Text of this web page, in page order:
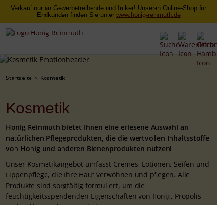
Verkauf nur an Gewerbetreibende und Imker! Unseren Online-Shop für
Endkunden finden Sie unter www.honig-reinmuth.de
Startseite Kosmetik
Kosmetik
Honig Reinmuth bietet Ihnen eine erlesene Auswahl an
natürlichen Pflegeprodukten, die die wertvollen Inhaltsstoffe
von Honig und anderen Bienenprodukten nutzen!
Unser Kosmetikangebot umfasst Cremes, Lotionen, Seifen und
Lippenpflege, die Ihre Haut verwöhnen und pflegen. Alle
Produkte sind sorgfältig formuliert, um die
feuchtigkeitsspendenden Eigenschaften von Honig, Propolis